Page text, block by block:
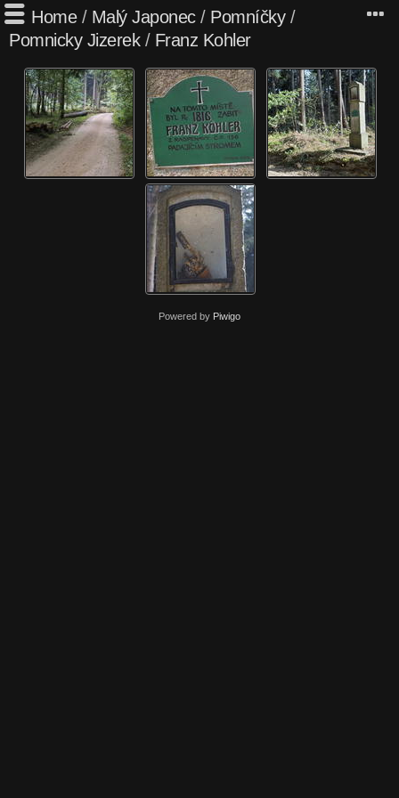
Home/ Malý Japonec/ Pomníčky/
Pomnicky Jizerek/ Franz Kohler
Powered by Piwigo